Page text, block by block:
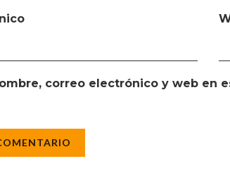
correo electrónico y web en